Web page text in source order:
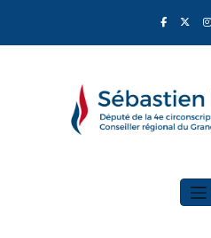
contenu
Sébastien Humbert